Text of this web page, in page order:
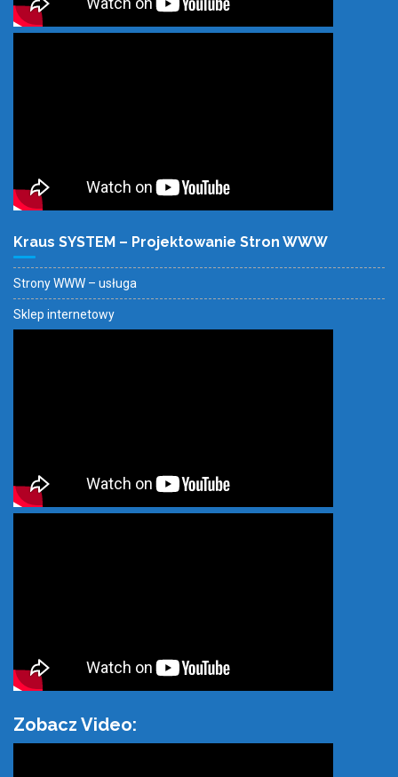
Kraus SYSTEM – Projektowanie Stron WWW
Strony WWW – usługa
Sklep internetowy
Zobacz Video: